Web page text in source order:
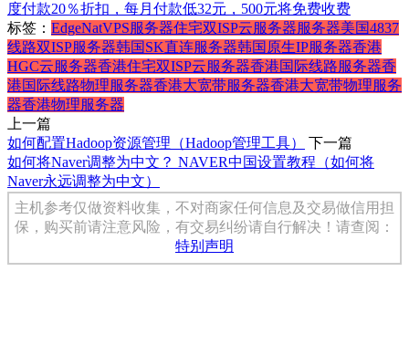
度付款20％折扣，每月付款低32元，500元将免费收费
标签： EdgeNatVPS服务器住宅双ISP云服务器服务器美国4837
线路双ISP服务器韩国SK直连服务器韩国原生IP服务器香港
HGC云服务器香港住宅双ISP云服务器香港国际线路服务器香
港国际线路物理服务器香港大宽带服务器香港大宽带物理服务
器香港物理服务器
上一篇
如何配置Hadoop资源管理（Hadoop管理工具）
下一篇
如何将Naver调整为中文？ NAVER中国设置教程（如何将
Naver永远调整为中文）
主机参考仅做资料收集，不对商家任何信息及交易做信用担
保，购买前请注意风险，有交易纠纷请自行解决！请查阅：
特别声明